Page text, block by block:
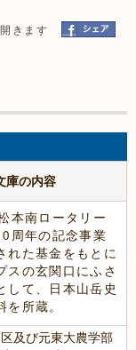
きます
庫の内容
本南ロータリー
周年の記念事業
れた基金をもとに
スの玄関口にふさ
して、日本山岳史
所蔵。
及び元東大農学部